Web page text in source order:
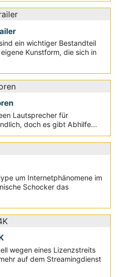
ein wichtiger Bestandteil
Kunstform, die sich in
Lautsprecher für
doch es gibt Abhilfe...
um Internetphänomene im
Schocker das
wegen eines Lizenzstreits
auf dem Streamingdienst